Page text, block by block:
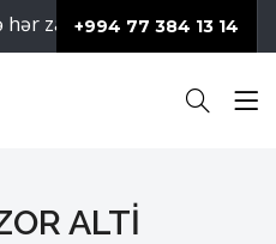
zaman müştərilərimiz
+994 77 384 13 14
ALTI